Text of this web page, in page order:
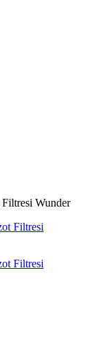
Wunder